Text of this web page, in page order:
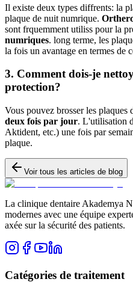
Il existe deux types diffrents: la
plaque de nuit numrique.
sont frquemment utiliss pour la
numriques. long terme, les
la fois un avantage en termes de
3. Comment dois-je
protection?
Vous pouvez brosser les plaques
deux fois par jour. L'utilisation
Aktident, etc.) une fois par
plaque.
Voir tous les articles de blog
La clinique dentaire Akademya
modernes avec une équipe
axée sur la sécurité des patients.
Catégories de traitement